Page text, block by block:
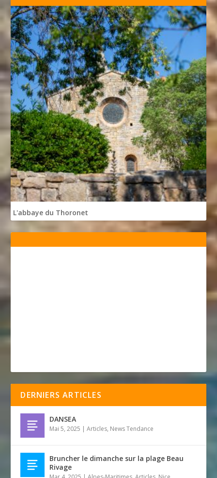
L'abbaye du Thoronet
DERNIERS ARTICLES
DANSEA
Mai 5, 2025 |Articles, News Tendance
Bruncher le dimanche sur la plage Beau
Rivage